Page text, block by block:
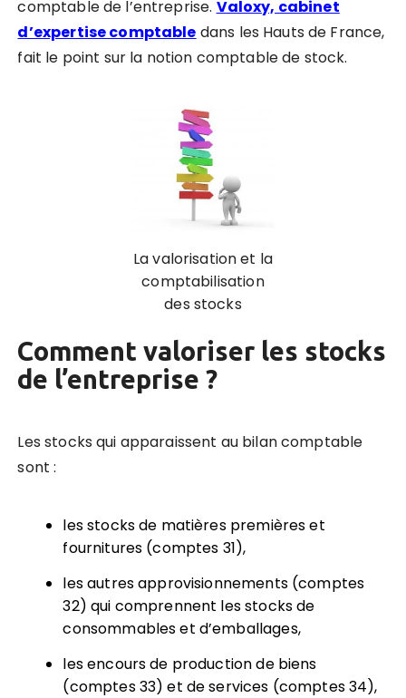
comptable de l’entreprise. Valoxy, cabinet
d’expertise comptable dans les Hauts de France,
fait le point sur la notion comptable de stock.
La valorisation et la
comptabilisation
des stocks
Comment valoriser les stocks
de l’entreprise ?
Les stocks qui apparaissent au bilan comptable
sont :
les stocks de matières premières et
fournitures (comptes 31),
les autres approvisionnements (comptes
32) qui comprennent les stocks de
consommables et d’emballages,
les encours de production de biens
(comptes 33) et de services (comptes 34),